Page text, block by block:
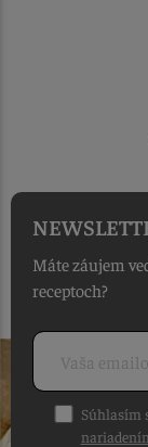
Máte záujem
receptoch?
Súhlasím